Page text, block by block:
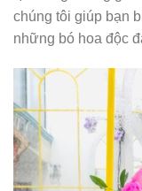
chúng tôi giúp bạn
những bó hoa độc